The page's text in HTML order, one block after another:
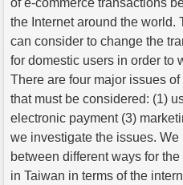
the Internet around the world.
can consider to change the
for domestic users in order to
There are four major issues
that must be considered: (1)
electronic payment (3)
we investigate the issues.
between different ways for
in Taiwan in terms of the